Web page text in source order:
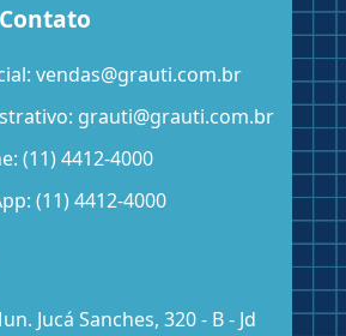
vendas@grauti.com.br
grauti@grauti.com.br
(11) 4412-4000
(11) 4412-4000
Jucá Sanches, 320 - B - Jd